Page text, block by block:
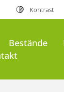
Kontrast
Bestände